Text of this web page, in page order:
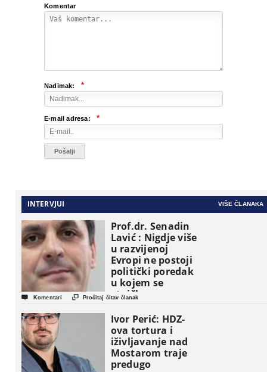
Komentar
Nadimak: *
E-mail adresa: *
INTERVJUI VIŠE ČLANAKA
Prof.dr. Senadin
Lavić : Nigdje više
u razvijenoj
Evropi ne postoji
politički poredak
u kojem se
etničke grupe
pojavljuju kao
osnovne
političke jedinice
 Komentari  Pročitaj čitav članak
Ivor Perić: HDZ-
ova tortura i
iživljavanje nad
Mostarom traje
predugo